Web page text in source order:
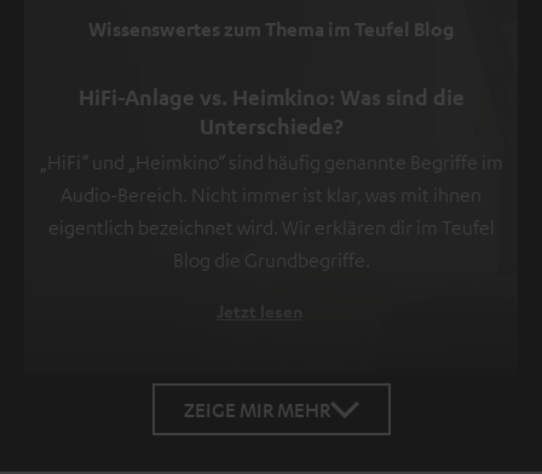
Wissenswertes zum Thema im Teufel Blog
HiFi-Anlage vs. Heimkino: Was sind die
Unterschiede?
„HiFi“ und „Heimkino“ sind häufig genannte Begriffe im
Audio-Bereich. Nicht immer ist klar, was mit ihnen
eigentlich bezeichnet wird. Wir erklären dir im Teufel
Blog die Grundbegriffe.
ZEIGE MIR MEHR